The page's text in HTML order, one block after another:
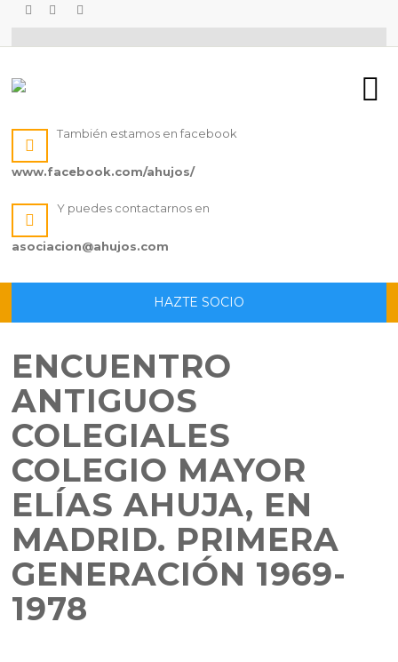
También estamos en facebook
www.facebook.com/ahujos/
Y puedes contactarnos en
asociacion@ahujos.com
HAZTE SOCIO
ENCUENTRO
ANTIGUOS
COLEGIALES
COLEGIO MAYOR
ELÍAS AHUJA, EN
MADRID. PRIMERA
GENERACIÓN 1969-
1978